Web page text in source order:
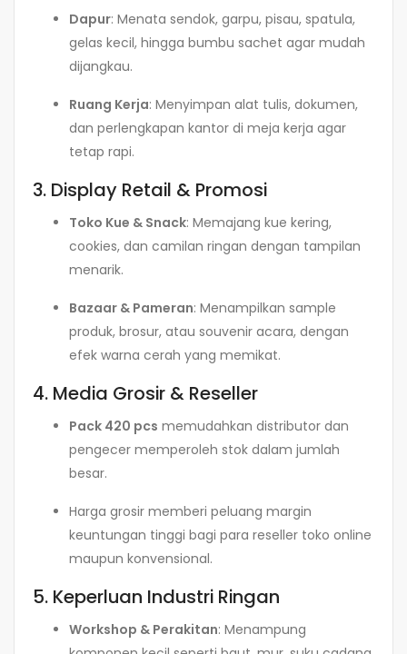
Dapur: Menata sendok, garpu, pisau, spatula,
gelas kecil, hingga bumbu sachet agar mudah
dijangkau.
Ruang Kerja: Menyimpan alat tulis, dokumen,
dan perlengkapan kantor di meja kerja agar
tetap rapi.
3. Display Retail & Promosi
Toko Kue & Snack: Memajang kue kering,
cookies, dan camilan ringan dengan tampilan
menarik.
Bazaar & Pameran: Menampilkan sample
produk, brosur, atau souvenir acara, dengan
efek warna cerah yang memikat.
4. Media Grosir & Reseller
Pack 420 pcs memudahkan distributor dan
pengecer memperoleh stok dalam jumlah
besar.
Harga grosir memberi peluang margin
keuntungan tinggi bagi para reseller toko online
maupun konvensional.
5. Keperluan Industri Ringan
Workshop & Perakitan: Menampung